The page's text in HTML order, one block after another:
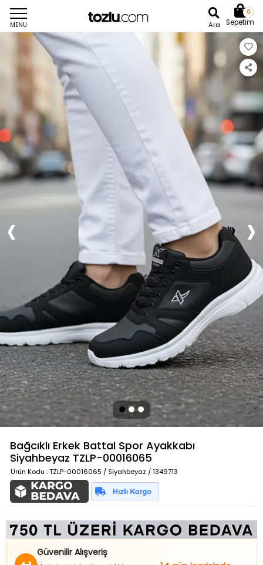
MENU Ara
0
Sepetim
Bağcıklı Erkek Battal Spor Ayakkabı
Siyahbeyaz TZLP-00016065
Ürün Kodu : TZLP-00016065 / Siyahbeyaz / 1349713
Güvenilir Alışveriş